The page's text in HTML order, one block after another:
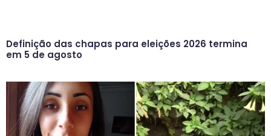
Definição das chapas para eleições 2026 termina
em 5 de agosto